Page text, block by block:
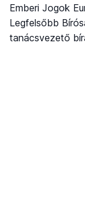
Emberi Jogok
Legfelsőbb
tanácsvezető